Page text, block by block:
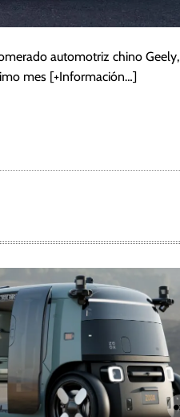
automotriz chino Geely,
mes [+Información…]